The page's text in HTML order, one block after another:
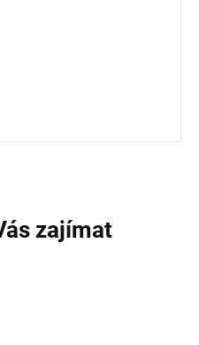
zajímat